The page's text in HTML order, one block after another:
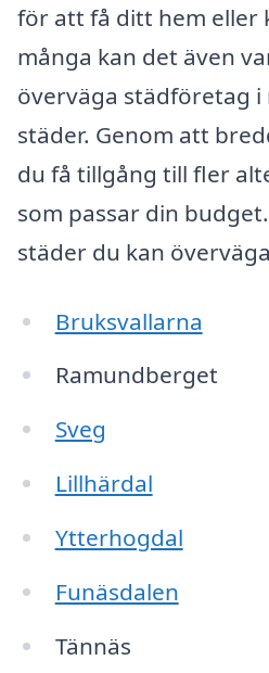
för att få ditt hem eller
många kan det även
överväga städföretag
städer. Genom att
du få tillgång till fler
som passar din
städer du kan
Bruksvallarna
Ramundberget
Sveg
Lillhärdal
Ytterhogdal
Funäsdalen
Tännäs